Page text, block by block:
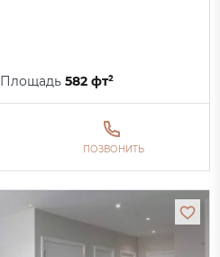
Площадь582 фт²
ПОЗВОНИТЬ